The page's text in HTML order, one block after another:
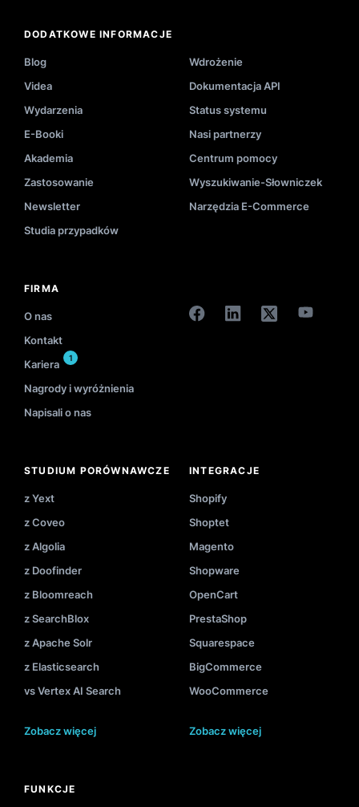
DODATKOWE INFORMACJE
Blog
Wdrożenie
Videa
Dokumentacja API
Wydarzenia
Status systemu
E-Booki
Nasi partnerzy
Akademia
Centrum pomocy
Zastosowanie
Wyszukiwanie-Słowniczek
Newsletter
Narzędzia E-Commerce
Studia przypadków
FIRMA
O nas
Kontakt
Kariera
1
Nagrody i wyróżnienia
Napisali o nas
STUDIUM PORÓWNAWCZE
z Yext
z Coveo
z Algolia
z Doofinder
z Bloomreach
z SearchBlox
z Apache Solr
z Elasticsearch
vs Vertex AI Search
Zobacz więcej
INTEGRACJE
Shopify
Shoptet
Magento
Shopware
OpenCart
PrestaShop
Squarespace
BigCommerce
WooCommerce
Zobacz więcej
FUNKCJE